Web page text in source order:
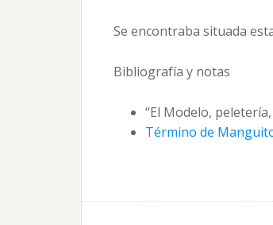
Se encontraba situada
Bibliografía y notas
“El Modelo,
Término de